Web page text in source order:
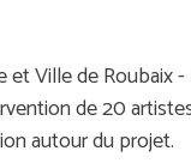
et Ville de
de 20
autour du projet.